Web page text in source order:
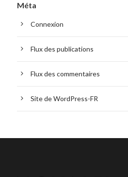
Méta
Connexion
Flux des publications
Flux des commentaires
Site de WordPress-FR